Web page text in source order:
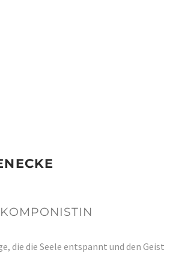
die die Seele entspannt und den Geist